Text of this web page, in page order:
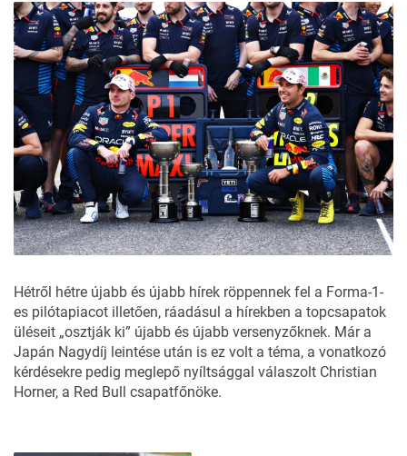
Hétről hétre újabb és újabb hírek röppennek fel a Forma-1-
es pilótapiacot illetően, ráadásul a hírekben a topcsapatok
üléseit „osztják ki” újabb és újabb versenyzőknek. Már a
Japán Nagydíj leintése után is ez volt a téma, a vonatkozó
kérdésekre pedig meglepő nyíltsággal válaszolt Christian
Horner, a Red Bull csapatfőnöke.